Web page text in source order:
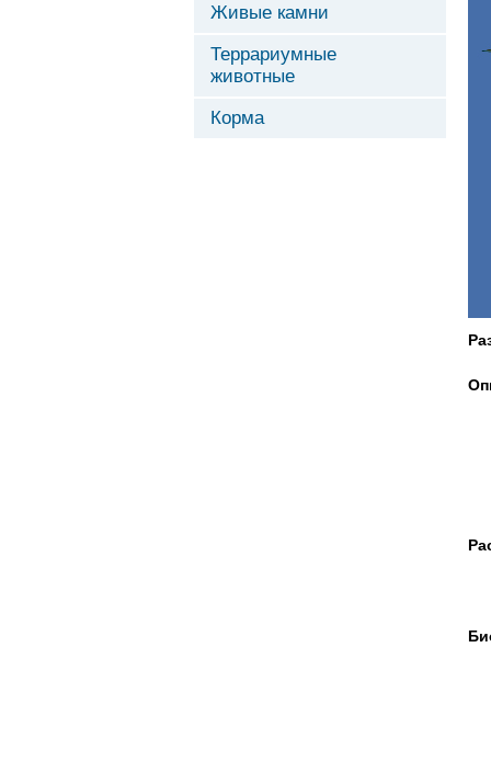
Живые камни
Террариумные
животные
Корма